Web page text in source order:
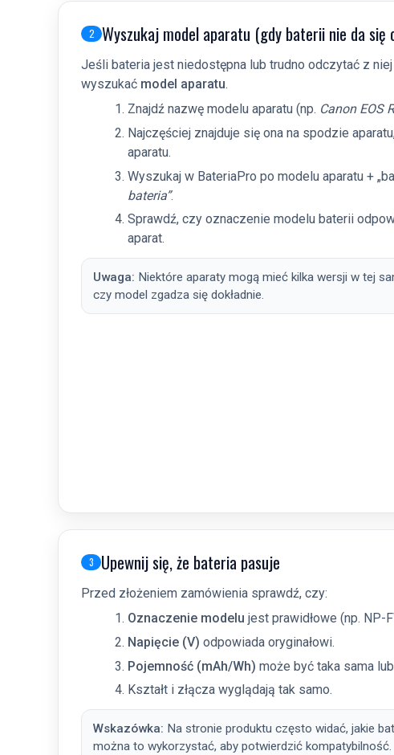
2 Wyszukaj model aparatu (gdy baterii nie da się
Jeśli bateria jest niedostępna lub trudno odczytać z
wyszukać model aparatu.
Znajdź nazwę modelu aparatu (np. Canon EOS
Najczęściej znajduje się ona na spodzie
aparatu.
Wyszukaj w BateriaPro po modelu aparatu +
bateria”.
Sprawdź, czy oznaczenie modelu baterii
aparat.
Uwaga: Niektóre aparaty mogą mieć kilka wersji w tej
czy model zgadza się dokładnie.
3 Upewnij się, że bateria pasuje
Przed złożeniem zamówienia sprawdź, czy:
Oznaczenie modelu jest prawidłowe (np. NP-
Napięcie (V) odpowiada oryginałowi.
Pojemność (mAh/Wh) może być taka sama
Kształt i złącza wyglądają tak samo.
Wskazówka: Na stronie produktu często widać, jakie
można to wykorzystać, aby potwierdzić kompatybilność.